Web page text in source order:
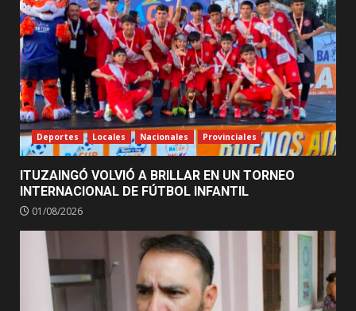
Deportes Locales Nacionales Provinciales
ITUZAINGÓ VOLVIÓ A BRILLAR EN UN TORNEO
INTERNACIONAL DE FÚTBOL INFANTIL
01/08/2026